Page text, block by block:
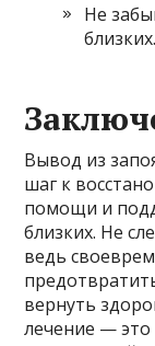
Не
близких.
Вывод из
шаг к
помощи и
близких. Не
ведь
вернуть
лечение — это